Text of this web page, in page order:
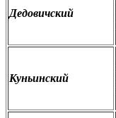
Дедовичский
Куньинский